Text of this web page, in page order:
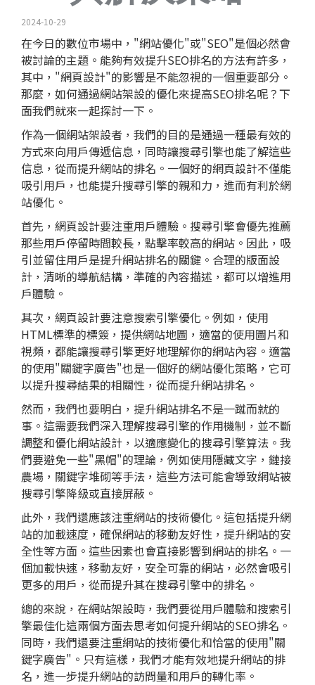
2024-10-29
在今日的數位市場中，"網站優化"或"SEO"是個必然會
被討論的主題。能夠有效提升SEO排名的方法有許多，
其中，"網頁設計"的影響是不能忽視的一個重要部分。
那麼，如何通過網站架設的優化來提高SEO排名呢？下
面我們就來一起探討一下。
作為一個網站架設者，我們的目的是通過一種最有效的
方式來向用戶傳遞信息，同時讓搜尋引擎也能了解這些
信息，從而提升網站的排名。一個好的網頁設計不僅能
吸引用戶，也能提升搜尋引擎的親和力，進而有利於網
站優化。
首先，網頁設計要注重用戶體驗。搜尋引擎會優先推薦
那些用戶停留時間較長，點擊率較高的網站。因此，吸
引並留住用戶是提升網站排名的關鍵。合理的版面設
計，清晰的導航結構，準確的內容描述，都可以增進用
戶體驗。
其次，網頁設計要注意搜索引擎優化。例如，使用
HTML標準的標簽，提供網站地圖，適當的使用圖片和
視頻，都能讓搜尋引擎更好地理解你的網站內容。適當
的使用"關鍵字廣告"也是一個好的網站優化策略，它可
以提升搜尋結果的相關性，從而提升網站排名。
然而，我們也要明白，提升網站排名不是一蹴而就的
事。這需要我們深入理解搜尋引擎的作用機制，並不斷
調整和優化網站設計，以適應變化的搜尋引擎算法。我
們要避免一些"黑帽"的理論，例如使用隱藏文字，鏈接
農場，關鍵字堆砌等手法，這些方法可能會導致網站被
搜尋引擎降級或直接屏蔽。
此外，我們還應該注重網站的技術優化。這包括提升網
站的加載速度，確保網站的移動友好性，提升網站的安
全性等方面。這些因素也會直接影響到網站的排名。一
個加載快速，移動友好，安全可靠的網站，必然會吸引
更多的用戶，從而提升其在搜尋引擎中的排名。
總的來說，在網站架設時，我們要從用戶體驗和搜索引
擎最佳化這兩個方面去思考如何提升網站的SEO排名。
同時，我們還要注重網站的技術優化和恰當的使用"關
鍵字廣告"。只有這樣，我們才能有效地提升網站的排
名，進一步提升網站的訪問量和用戶的轉化率。